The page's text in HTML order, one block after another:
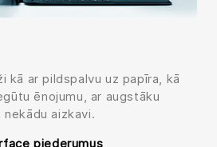
kā ar pildspalvu uz papīra, kā
ēnojumu, ar augstāku
aizkavi.
piederumus